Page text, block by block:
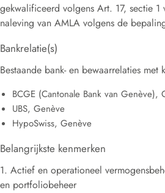
gekwalificeerd volgens Art. 17, sectie 1
naleving van AMLA volgens de
Bankrelatie(s)
Bestaande bank- en bewaarrelaties met
BCGE (Cantonale Bank van Genève),
UBS, Genève
HypoSwiss, Genève
Belangrijkste kenmerken
1. Actief en operationeel
en portfoliobeheer